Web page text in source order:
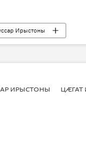
Ирыстоны
ИРЫСТОНЫ ЦӔГАТ